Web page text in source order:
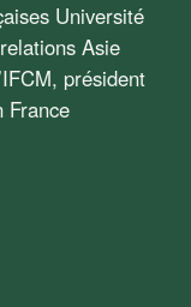
Université
Asie
président
France